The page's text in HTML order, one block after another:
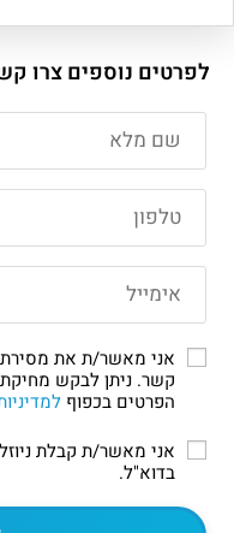
לפרטים נוספים צרו
אני מאשר/ת את מסירת
קשר. ניתן לבקש
הפרטים בכפוף
אני מאשר/ת קבלת
בדוא"ל.